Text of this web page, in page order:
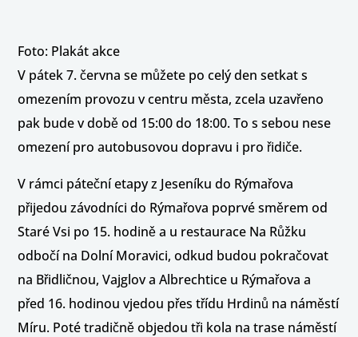
Foto: Plakát akce
V pátek 7. června se můžete po celý den setkat s
omezením provozu v centru města, zcela uzavřeno
pak bude v době od 15:00 do 18:00. To s sebou nese
omezení pro autobusovou dopravu i pro řidiče.
V rámci páteční etapy z Jeseníku do Rýmařova
přijedou závodníci do Rýmařova poprvé směrem od
Staré Vsi po 15. hodině a u restaurace Na Růžku
odbočí na Dolní Moravici, odkud budou pokračovat
na Břidličnou, Vajglov a Albrechtice u Rýmařova a
před 16. hodinou vjedou přes třídu Hrdinů na náměstí
Míru. Poté tradičně objedou tři kola na trase náměstí